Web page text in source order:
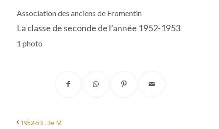
Association des anciens de Fromentin
La classe de seconde de l’année 1952-1953
1 photo
1952-53 : 3e M